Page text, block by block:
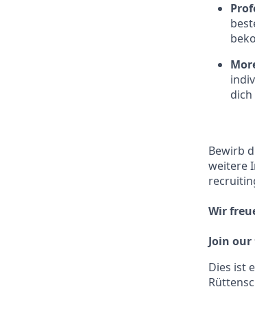
Bewirb
weitere
Wir
Join
Dies ist